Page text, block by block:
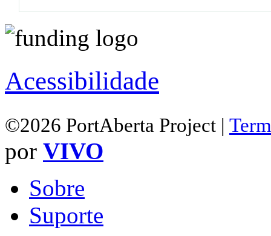
Acessibilidade
©2026 PortAberta Project |
por VIVO
Sobre
Suporte